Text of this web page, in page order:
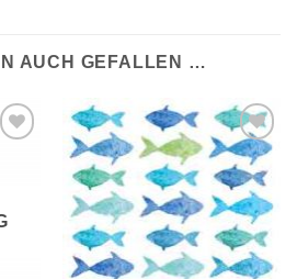
AUCH GEFALLEN …
Auf die
Wunschliste